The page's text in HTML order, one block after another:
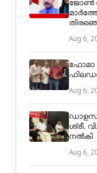
ജോൺ
Aug 6,
ഫോമാ
Aug 6,
ഡാളസ്
ശ്രീ.
നൽകി
Aug 6,